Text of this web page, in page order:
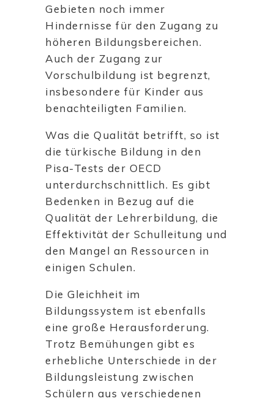
Gebieten noch immer
Hindernisse für den Zugang zu
höheren Bildungsbereichen.
Auch der Zugang zur
Vorschulbildung ist begrenzt,
insbesondere für Kinder aus
benachteiligten Familien.
Was die Qualität betrifft, so ist
die türkische Bildung in den
Pisa-Tests der OECD
unterdurchschnittlich. Es gibt
Bedenken in Bezug auf die
Qualität der Lehrerbildung, die
Effektivität der Schulleitung und
den Mangel an Ressourcen in
einigen Schulen.
Die Gleichheit im
Bildungssystem ist ebenfalls
eine große Herausforderung.
Trotz Bemühungen gibt es
erhebliche Unterschiede in der
Bildungsleistung zwischen
Schülern aus verschiedenen